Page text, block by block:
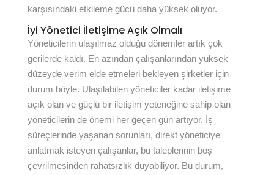
karşısındaki etkileme gücü daha yüksek oluyor.
İyi Yönetici İletişime Açık Olmalı
Yöneticilerin ulaşılmaz olduğu dönemler artık çok
gerilerde kaldı. En azından çalışanlarından yüksek
düzeyde verim elde etmeleri bekleyen şirketler için
durum böyle. Ulaşılabilen yöneticiler kadar iletişime
açık olan ve güçlü bir iletişim yeteneğine sahip olan
yöneticilerin de önemi her geçen gün artıyor. İş
süreçlerinde yaşanan sorunları, direkt yöneticiye
anlatmak isteyen çalışanlar, bu taleplerinin boş
çevrilmesinden rahatsızlık duyabiliyor. Bu durum,